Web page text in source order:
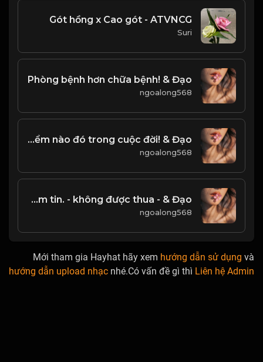
Gót hồng x Cao gót - ATVNCG
Suri
Phòng bệnh hơn chữa bệnh! & Đạo
ngoalong568
Cuộc gặp gỡ quý giá nhất, đó là gặp lại chính mình ở một thời điểm nào đó trong cuộc đời! & Đạo
ngoalong568
Tuy đường đi rất khó, nhưng trong lòng phải có một niềm tin. - không được thua - & Đạo
ngoalong568
Mới tham gia Hayhat hãy xem hướng dẫn sử dụng và
hướng dẫn upload nhạc nhé.Có vấn đề gì thì Liên hệ Admin